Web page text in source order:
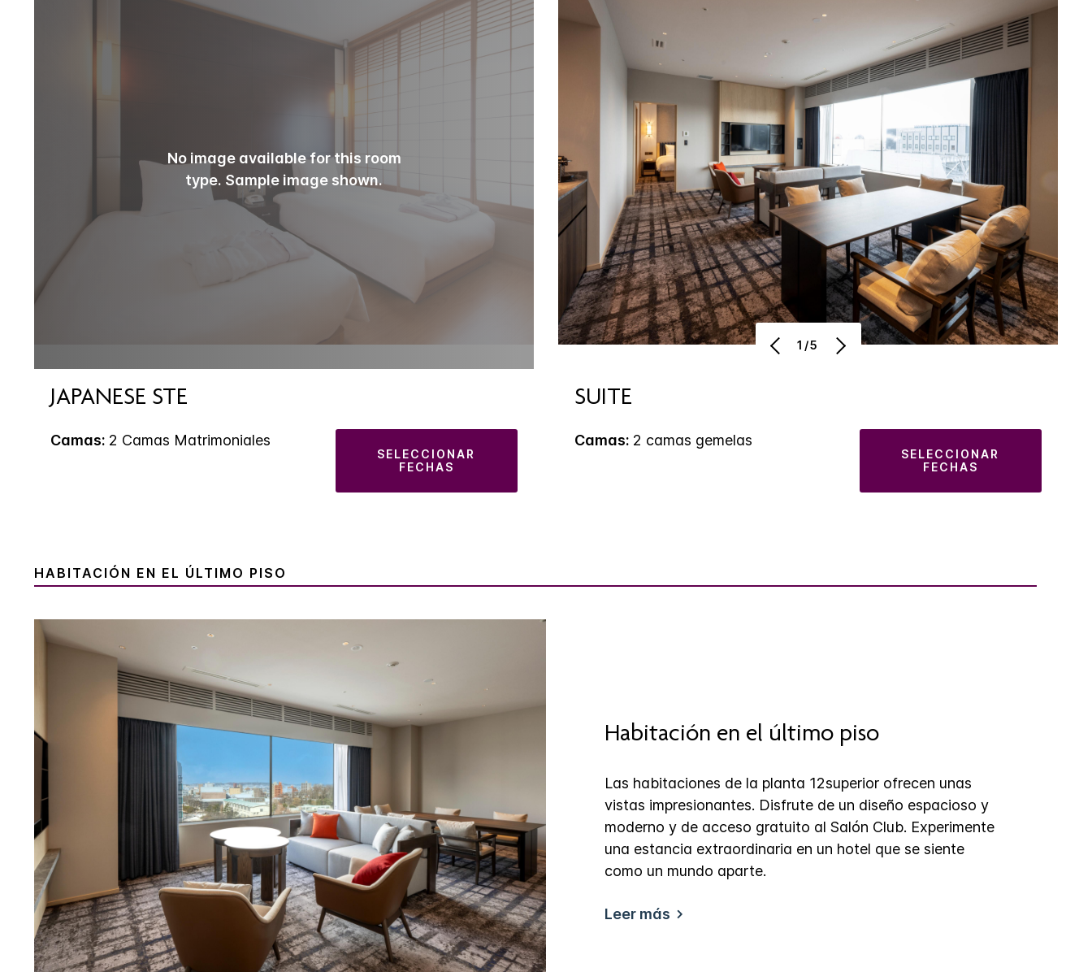
No image available for this room
type. Sample image shown.
JAPANESE STE
Camas: 2 Camas Matrimoniales
SELECCIONAR
FECHAS
1/5
SUITE
Camas: 2 camas gemelas
SELECCIONAR
FECHAS
HABITACIÓN EN EL ÚLTIMO PISO
Habitación en el último piso
Las habitaciones de la planta 12superior ofrecen unas
vistas impresionantes. Disfrute de un diseño espacioso y
moderno y de acceso gratuito al Salón Club. Experimente
una estancia extraordinaria en un hotel que se siente
como un mundo aparte.
Leer más